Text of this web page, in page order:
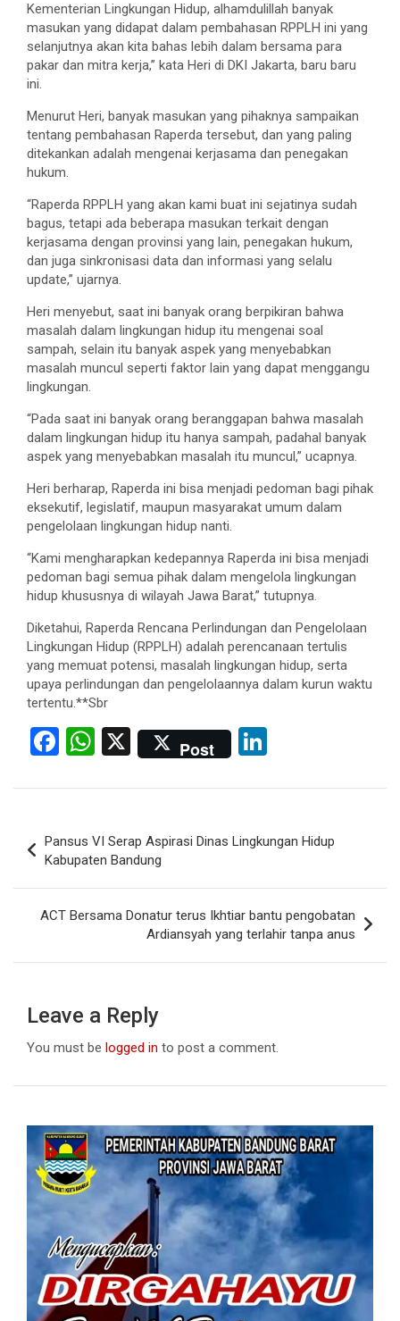
Kementerian Lingkungan Hidup, alhamdulillah banyak
masukan yang didapat dalam pembahasan RPPLH ini yang
selanjutnya akan kita bahas lebih dalam bersama para
pakar dan mitra kerja,” kata Heri di DKI Jakarta, baru baru
ini.
Menurut Heri, banyak masukan yang pihaknya sampaikan
tentang pembahasan Raperda tersebut, dan yang paling
ditekankan adalah mengenai kerjasama dan penegakan
hukum.
“Raperda RPPLH yang akan kami buat ini sejatinya sudah
bagus, tetapi ada beberapa masukan terkait dengan
kerjasama dengan provinsi yang lain, penegakan hukum,
dan juga sinkronisasi data dan informasi yang selalu
update,” ujarnya.
Heri menyebut, saat ini banyak orang berpikiran bahwa
masalah dalam lingkungan hidup itu mengenai soal
sampah, selain itu banyak aspek yang menyebabkan
masalah muncul seperti faktor lain yang dapat menggangu
lingkungan.
“Pada saat ini banyak orang beranggapan bahwa masalah
dalam lingkungan hidup itu hanya sampah, padahal banyak
aspek yang menyebabkan masalah itu muncul,” ucapnya.
Heri berharap, Raperda ini bisa menjadi pedoman bagi pihak
eksekutif, legislatif, maupun masyarakat umum dalam
pengelolaan lingkungan hidup nanti.
“Kami mengharapkan kedepannya Raperda ini bisa menjadi
pedoman bagi semua pihak dalam mengelola lingkungan
hidup khususnya di wilayah Jawa Barat,” tutupnya.
Diketahui, Raperda Rencana Perlindungan dan Pengelolaan
Lingkungan Hidup (RPPLH) adalah perencanaan tertulis
yang memuat potensi, masalah lingkungan hidup, serta
upaya perlindungan dan pengelolaannya dalam kurun waktu
tertentu.**Sbr
F
ce
o
o
k
W
at
s
A
p
p
X Post
ke
n
navigation
Pansus VI Serap Aspirasi Dinas Lingkungan Hidup
Kabupaten Bandung
ACT Bersama Donatur terus Ikhtiar bantu pengobatan
Ardiansyah yang terlahir tanpa anus
Leave a Reply
You must be logged in to post a comment.